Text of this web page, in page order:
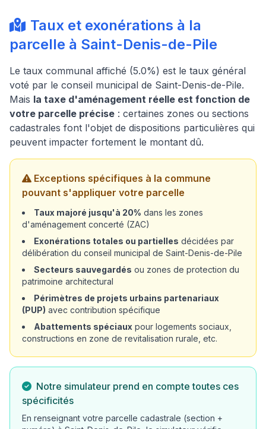
Taux et exonérations à la
parcelle à Saint-Denis-de-Pile
Le taux communal affiché (5.0%) est le taux général
voté par le conseil municipal de Saint-Denis-de-Pile.
Mais la taxe d'aménagement réelle est fonction de
votre parcelle précise : certaines zones ou sections
cadastrales font l'objet de dispositions particulières qui
peuvent impacter fortement le montant dû.
Exceptions spécifiques à la commune
pouvant s'appliquer votre parcelle
Taux majoré jusqu'à 20% dans les zones
d'aménagement concerté (ZAC)
Exonérations totales ou partielles décidées par
délibération du conseil municipal de Saint-Denis-de-Pile
Secteurs sauvegardés ou zones de protection du
patrimoine architectural
Périmètres de projets urbains partenariaux
(PUP) avec contribution spécifique
Abattements spéciaux pour logements sociaux,
constructions en zone de revitalisation rurale, etc.
Notre simulateur prend en compte toutes ces
spécificités
En renseignant votre parcelle cadastrale (section +